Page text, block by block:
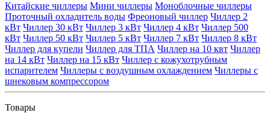
Китайские чиллеры Мини чиллеры Моноблочные чиллеры
Проточный охладитель воды Фреоновый чиллер Чиллер 2
кВт Чиллер 30 кВт Чиллер 3 кВт Чиллер 4 кВт Чиллер 500
кВт Чиллер 50 кВт Чиллер 5 кВт Чиллер 7 кВт Чиллер 8 кВт
Чиллер для купели Чиллер для ТПА Чиллер на 10 квт Чиллер
на 14 кВт Чиллер на 15 кВт Чиллер с кожухотрубным
испарителем Чиллеры с воздушным охлаждением Чиллеры с
шнековым компрессором
Товары